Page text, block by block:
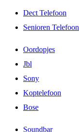
Dect Telefoon
Senioren Telefoon
Oordopjes
Jbl
Sony
Koptelefoon
Bose
Soundbar